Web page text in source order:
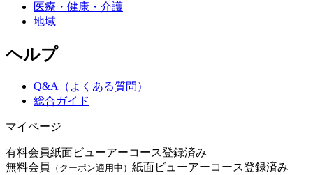
医療・健康・介護
地域
ヘルプ
Q&A（よくある質問）
総合ガイド
マイページ
有料会員紙面ビューアーコース登録済み
無料会員
（クーポン適用中） 紙面ビューアーコース登録済み